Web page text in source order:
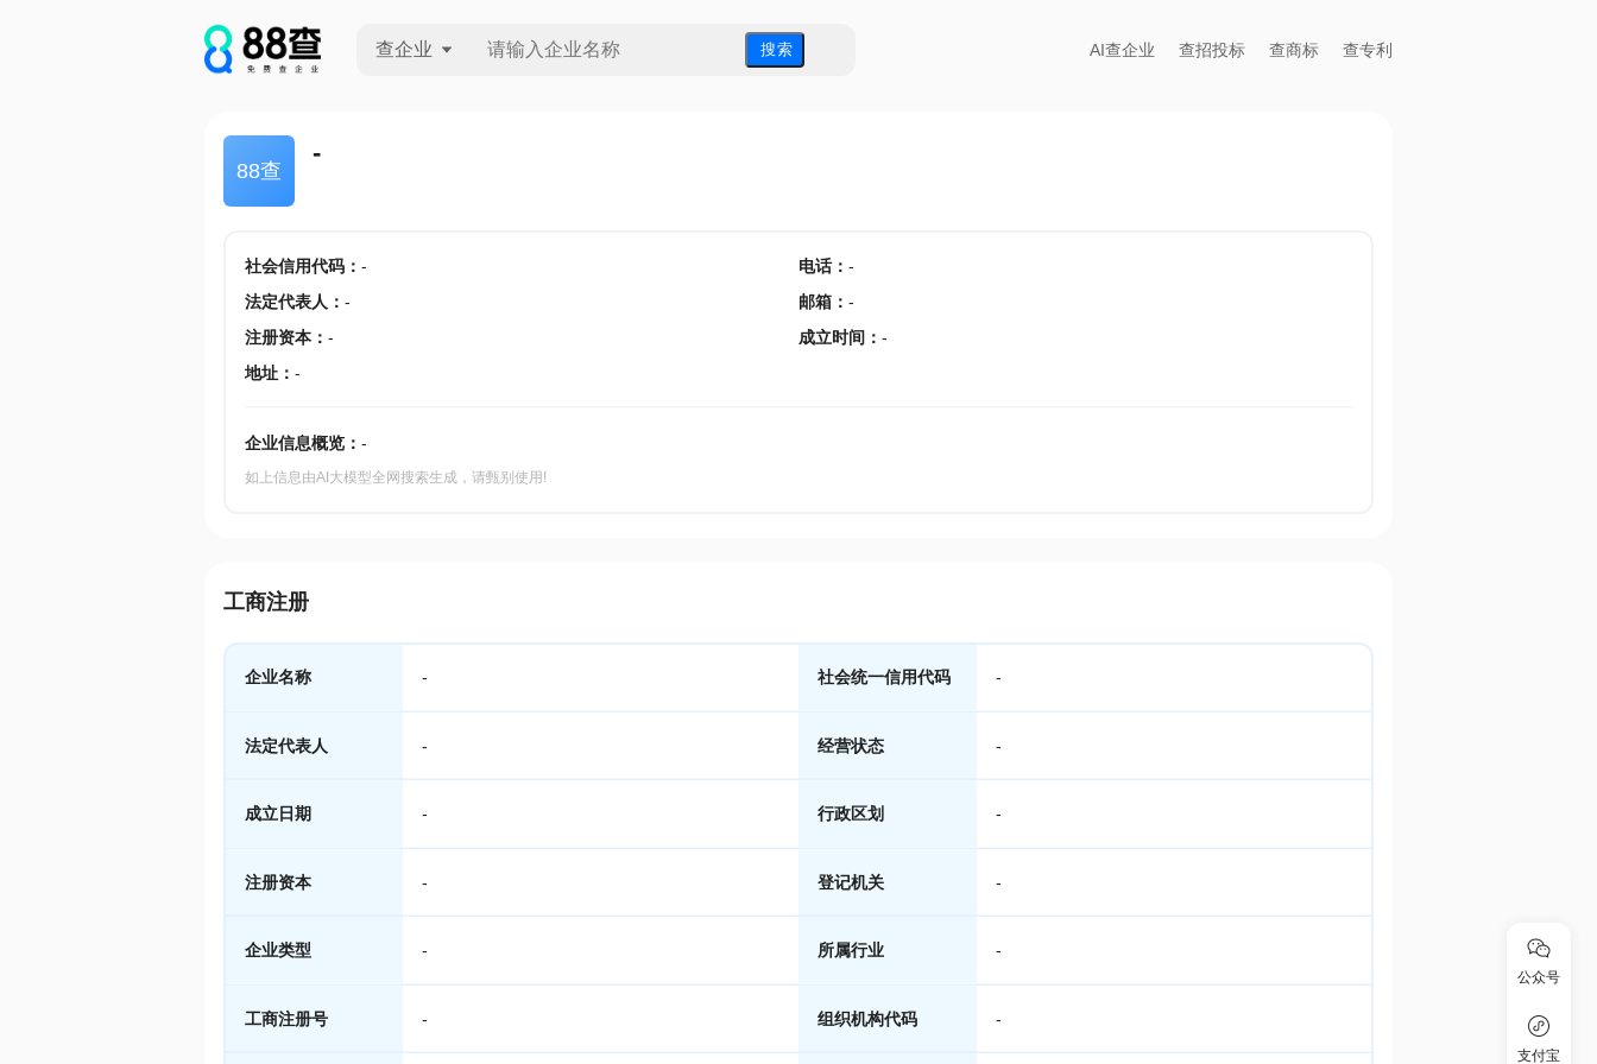
查企业 搜 索 AI查企业 查招投标 查商标 查专利
88查
-
社会信用代码： - 电话： -
法定代表人 ： - 邮箱 ： -
注册资本： - 成立时间 ： -
地址： -
企业信息概览： -
如上信息由AI大模型全网搜索生成，请甄别使用!
工商注册
企业名称 - 社会统一信用代码 -
法定代表人 - 经营状态 -
成立日期 - 行政区划 -
注册资本 - 登记机关 -
企业类型 - 所属行业 -
工商注册号 - 组织机构代码 -
公众号
支付宝